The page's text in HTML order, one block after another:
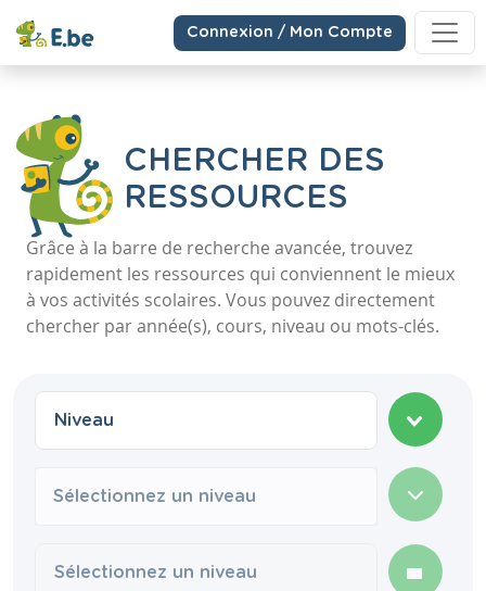
Connexion / Mon Compte
CHERCHER DES
RESSOURCES
Grâce à la barre de recherche avancée, trouvez
rapidement les ressources qui conviennent le mieux
à vos activités scolaires. Vous pouvez directement
chercher par année(s), cours, niveau ou mots-clés.
Sélectionnez un niveau